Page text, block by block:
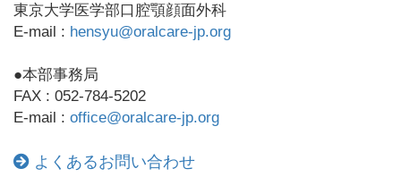
東京大学医学部口腔顎顔面外科
E-mail : hensyu@oralcare-jp.org
●本部事務局
FAX : 052-784-5202
E-mail : office@oralcare-jp.org
よくあるお問い合わせ